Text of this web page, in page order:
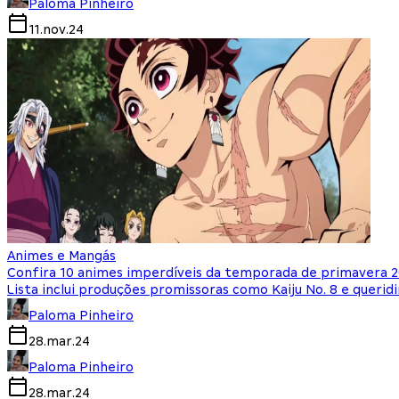
Paloma Pinheiro
11.nov.24
Animes e Mangás
Confira 10 animes imperdíveis da temporada de primavera
Lista inclui produções promissoras como Kaiju No. 8 e
Paloma Pinheiro
28.mar.24
Paloma Pinheiro
28.mar.24